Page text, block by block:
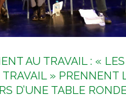
AU TRAVAIL : « LES
» PRENNENT
D’UNE TABLE